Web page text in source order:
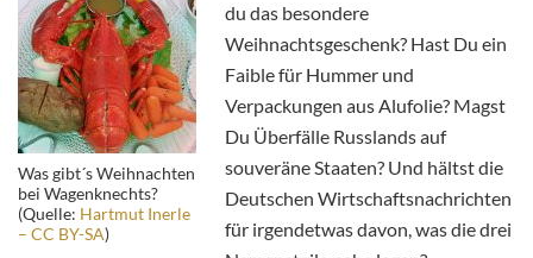
Was gibt´s Weihnachten
bei Wagenknechts?
(Quelle: Hartmut Inerle
– CC BY-SA)
du das besondere
Weihnachtsgeschenk? Hast Du ein
Faible für Hummer und
Verpackungen aus Alufolie? Magst
Du Überfälle Russlands auf
souveräne Staaten? Und hältst die
Deutschen Wirtschaftsnachrichten
für irgendetwas davon, was die drei